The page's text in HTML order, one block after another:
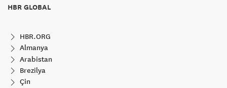
HBR GLOBAL
HBR.ORG
Almanya
Arabistan
Brezilya
Çin